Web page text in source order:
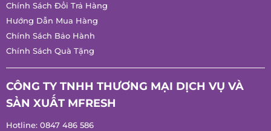
Hướng Dẫn Mua Hàng
Chính Sách Bảo Hành
Chính Sách Quà Tặng
CÔNG TY TNHH THƯƠNG MẠI DỊCH VỤ VÀ
SẢN XUẤT MFRESH
Hotline:0847 486 586
Mã Số Thuế: 0314171197